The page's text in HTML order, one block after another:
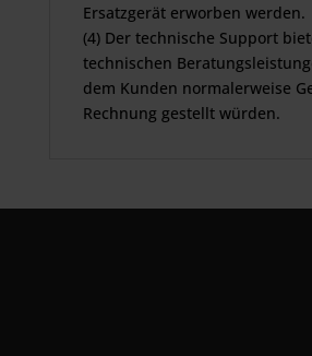
Ersatzgerät erworben werden.
(4) Der technische Support
technischen
dem Kunden normalerweise
Rechnung gestellt würden.